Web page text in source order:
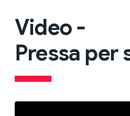
Video -
Pressa per